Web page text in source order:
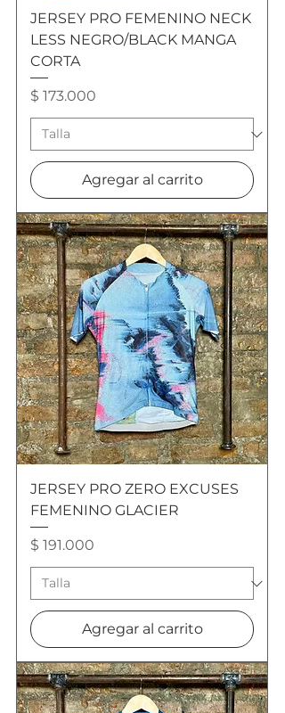
JERSEY PRO FEMENINO NECK
LESS NEGRO/BLACK MANGA
CORTA
Precio
$ 173.000
Agregar al carrito
JERSEY PRO ZERO EXCUSES
FEMENINO GLACIER
Precio
$ 191.000
Agregar al carrito